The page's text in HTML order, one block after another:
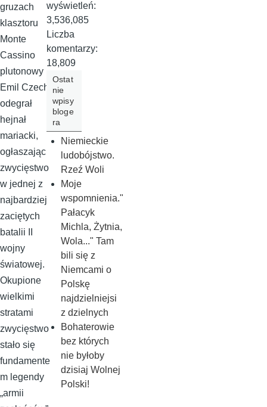
gruzach
klasztoru
Monte
Cassino
plutonowy
Emil Czech
odegrał
hejnał
mariacki,
ogłaszając
zwycięstwo
w jednej z
najbardziej
zaciętych
batalii II
wojny
światowej.
Okupione
wielkimi
stratami
zwycięstwo
stało się
fundamente
m legendy
„armii
wyświetleń:
3,536,085
Liczba
komentarzy:
18,809
Ostat
nie
wpisy
bloge
ra
Niemieckie
ludobójstwo.
Rzeź Woli
Moje
wspomnienia."
Pałacyk
Michla, Żytnia,
Wola..." Tam
bili się z
Niemcami o
Polskę
najdzielniejsi
z dzielnych
Bohaterowie
bez których
nie byłoby
dzisiaj Wolnej
Polski!